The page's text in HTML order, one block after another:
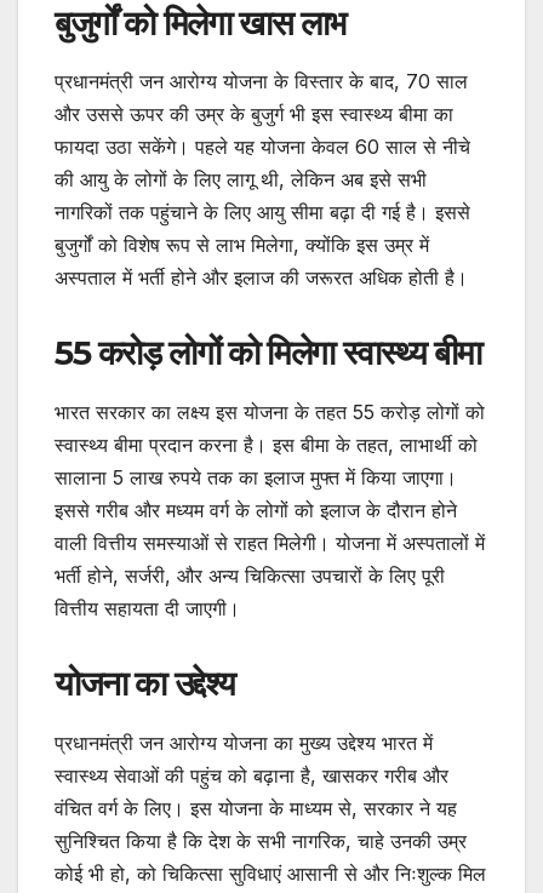
बुजुर्गों को मिलेगा खास लाभ
प्रधानमंत्री जन आरोग्य योजना के विस्तार के बाद, 70 साल
और उससे ऊपर की उम्र के बुजुर्ग भी इस स्वास्थ्य बीमा का
फायदा उठा सकेंगे। पहले यह योजना केवल 60 साल से नीचे
की आयु के लोगों के लिए लागू थी, लेकिन अब इसे सभी
नागरिकों तक पहुंचाने के लिए आयु सीमा बढ़ा दी गई है। इससे
बुजुर्गों को विशेष रूप से लाभ मिलेगा, क्योंकि इस उम्र में
अस्पताल में भर्ती होने और इलाज की जरूरत अधिक होती है।
55 करोड़ लोगों को मिलेगा स्वास्थ्य बीमा
भारत सरकार का लक्ष्य इस योजना के तहत 55 करोड़ लोगों को
स्वास्थ्य बीमा प्रदान करना है। इस बीमा के तहत, लाभार्थी को
सालाना 5 लाख रुपये तक का इलाज मुफ्त में किया जाएगा।
इससे गरीब और मध्यम वर्ग के लोगों को इलाज के दौरान होने
वाली वित्तीय समस्याओं से राहत मिलेगी। योजना में अस्पतालों में
भर्ती होने, सर्जरी, और अन्य चिकित्सा उपचारों के लिए पूरी
वित्तीय सहायता दी जाएगी।
योजना का उद्देश्य
प्रधानमंत्री जन आरोग्य योजना का मुख्य उद्देश्य भारत में
स्वास्थ्य सेवाओं की पहुंच को बढ़ाना है, खासकर गरीब और
वंचित वर्ग के लिए। इस योजना के माध्यम से, सरकार ने यह
सुनिश्चित किया है कि देश के सभी नागरिक, चाहे उनकी उम्र
कोई भी हो, को चिकित्सा सुविधाएं आसानी से और निःशुल्क मिल